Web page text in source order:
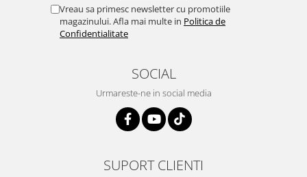
Vreau sa primesc newsletter cu promotiile
magazinului. Afla mai multe in Politica de
Confidentialitate
SOCIAL
Urmareste-ne in social media
SUPORT CLIENTI